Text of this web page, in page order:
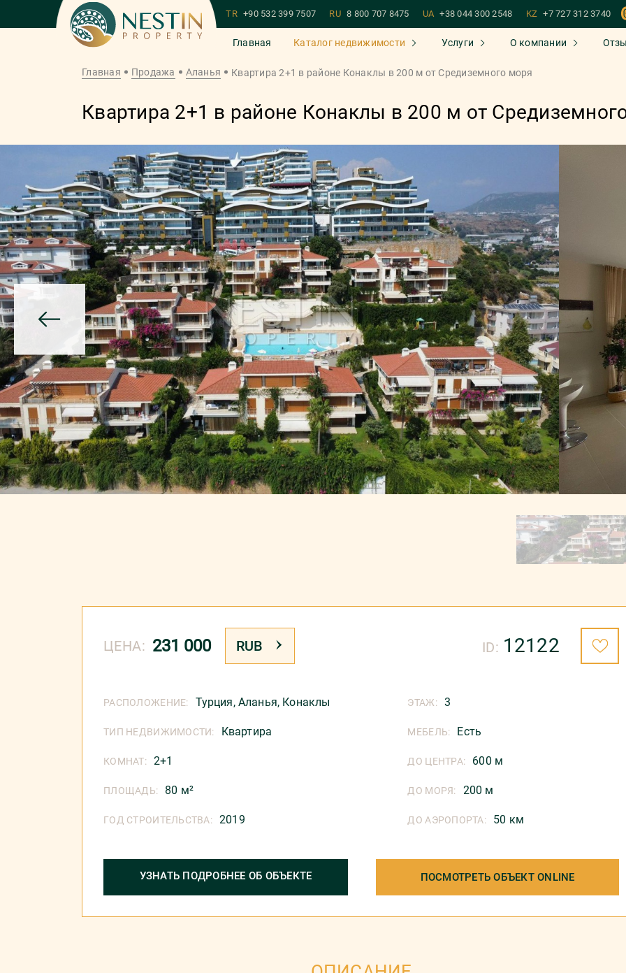
TR +90 532 399 7507 RU 8 800 707 8475 UA +38 044 300 2548 KZ +7 727 312 3740
Главная Каталог недвижимости Услуги О компании
Главная Продажа Аланья Квартира 2+1 в районе Конаклы в 200 м от Средиземного моря
Квартира 2+1 в районе Конаклы в 200 м от
ЦЕНА: 231 000 RUB ID: 12122
РАСПОЛОЖЕНИЕ: Турция, Аланья, Конаклы ЭТАЖ: 3
ТИП НЕДВИЖИМОСТИ: Квартира МЕБЕЛЬ: Есть
КОМНАТ: 2+1 ДО ЦЕНТРА: 600 м
ПЛОЩАДЬ: 80 м² ДО МОРЯ: 200 м
ГОД СТРОИТЕЛЬСТВА: 2019 ДО АЭРОПОРТА: 50 км
УЗНАТЬ ПОДРОБНЕЕ ОБ ОБЪЕКТЕ ПОСМОТРЕТЬ ОБЪЕКТ ONLINE